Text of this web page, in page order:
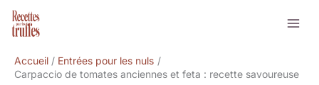
Aller
Accueil
Entrées pour les nuls
Carpaccio de tomates anciennes et feta : recette savoureuse
Rechercher